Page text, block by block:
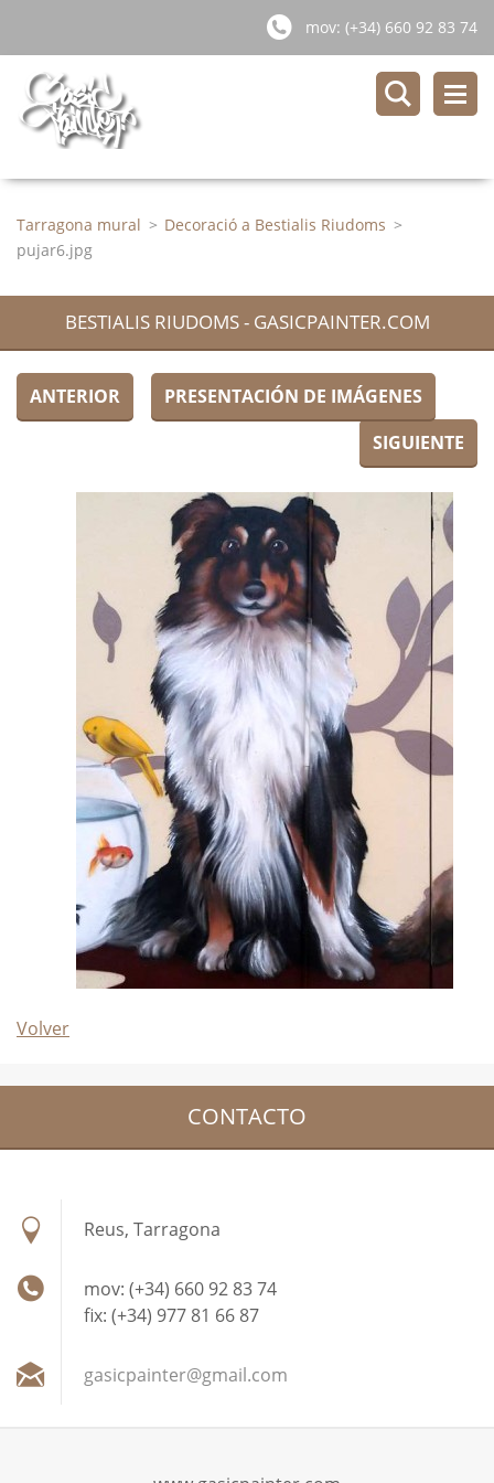
mov: (+34) 660 92 83 74
Tarragona mural > Decoració a Bestialis Riudoms >
pujar6.jpg
BESTIALIS RIUDOMS - GASICPAINTER.COM
ANTERIOR
PRESENTACIÓN DE IMÁGENES
SIGUIENTE
Volver
CONTACTO
Reus, Tarragona
mov: (+34) 660 92 83 74
fix: (+34) 977 81 66 87
gasicpainter@gmail.com